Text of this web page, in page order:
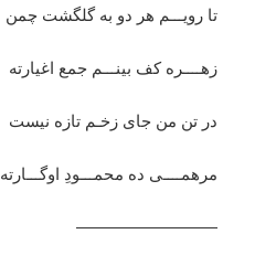
تا رویـــم هر دو به گلگشت چمن
زهــــره کف بینـــم جمع اغیارته
در تن من جای زخـم تازه نیست
مرهمــــی ده محمـــودِ اوگـــارته
————————–